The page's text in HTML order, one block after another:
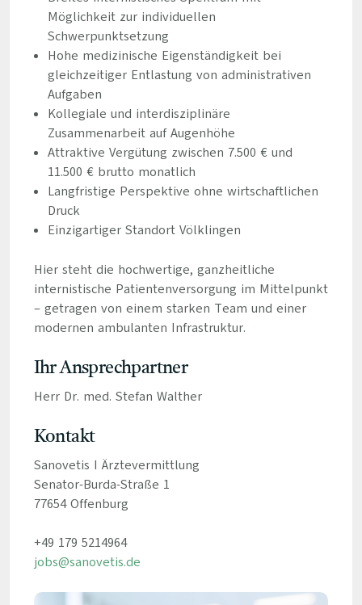
Möglichkeit zur individuellen
Schwerpunktsetzung
Hohe medizinische Eigenständigkeit bei
gleichzeitiger Entlastung von administrativen
Aufgaben
Kollegiale und interdisziplinäre
Zusammenarbeit auf Augenhöhe
Attraktive Vergütung zwischen 7.500 € und
11.500 € brutto monatlich
Langfristige Perspektive ohne wirtschaftlichen
Druck
Einzigartiger Standort Völklingen
Hier steht die hochwertige, ganzheitliche
internistische Patientenversorgung im Mittelpunkt
– getragen von einem starken Team und einer
modernen ambulanten Infrastruktur.
Ihr Ansprechpartner
Herr Dr. med. Stefan Walther
Kontakt
Sanovetis I Ärztevermittlung
Senator-Burda-Straße 1
77654 Offenburg
+49 179 5214964
jobs@sanovetis.de